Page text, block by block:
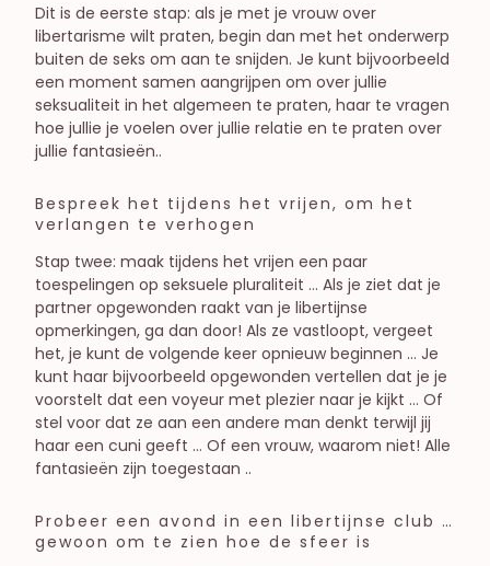
Dit is de eerste stap: als je met je vrouw over
libertarisme wilt praten, begin dan met het onderwerp
buiten de seks om aan te snijden. Je kunt bijvoorbeeld
een moment samen aangrijpen om over jullie
seksualiteit in het algemeen te praten, haar te vragen
hoe jullie je voelen over jullie relatie en te praten over
jullie fantasieën..
Bespreek het tijdens het vrijen, om het
verlangen te verhogen
Stap twee: maak tijdens het vrijen een paar
toespelingen op seksuele pluraliteit … Als je ziet dat je
partner opgewonden raakt van je libertijnse
opmerkingen, ga dan door! Als ze vastloopt, vergeet
het, je kunt de volgende keer opnieuw beginnen … Je
kunt haar bijvoorbeeld opgewonden vertellen dat je je
voorstelt dat een voyeur met plezier naar je kijkt … Of
stel voor dat ze aan een andere man denkt terwijl jij
haar een cuni geeft … Of een vrouw, waarom niet! Alle
fantasieën zijn toegestaan ..
Probeer een avond in een libertijnse club …
gewoon om te zien hoe de sfeer is